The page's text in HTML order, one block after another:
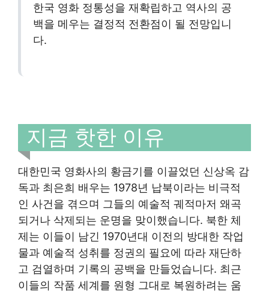
한국 영화 정통성을 재확립하고 역사의 공
백을 메우는 결정적 전환점이 될 전망입니
다.
지금 핫한 이유
대한민국 영화사의 황금기를 이끌었던 신상옥 감
독과 최은희 배우는 1978년 납북이라는 비극적
인 사건을 겪으며 그들의 예술적 궤적마저 왜곡
되거나 삭제되는 운명을 맞이했습니다. 북한 체
제는 이들이 남긴 1970년대 이전의 방대한 작업
물과 예술적 성취를 정권의 필요에 따라 재단하
고 검열하며 기록의 공백을 만들었습니다. 최근
이들의 작품 세계를 원형 그대로 복원하려는 움